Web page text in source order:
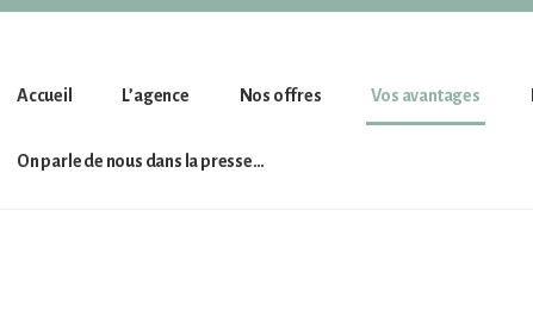
Accueil L’agence Nos offres Vos avantages
On parle de nous dans la presse…